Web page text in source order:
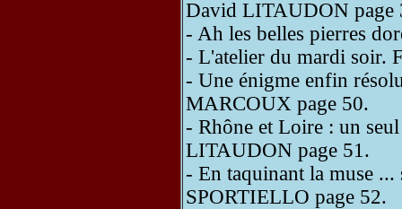
David LITAUDON page
- Ah les belles pierres
- L'atelier du mardi soir.
- Une énigme enfin
MARCOUX page 50.
- Rhône et Loire : un
LITAUDON page 51.
- En taquinant la muse
SPORTIELLO page 52.